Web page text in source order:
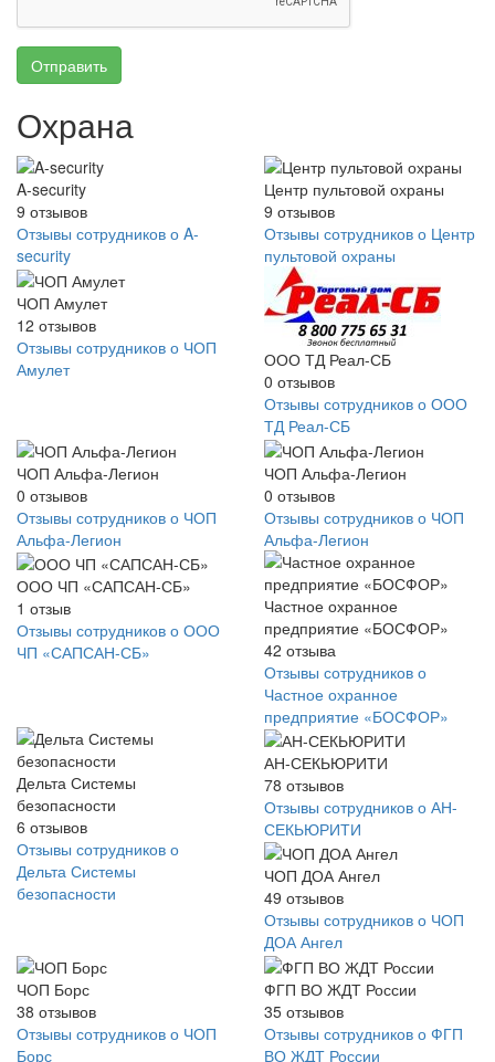
Отправить
Охрана
A-security
9 отзывов
Отзывы сотрудников о A-
security
Центр пультовой охраны
9 отзывов
Отзывы сотрудников о Центр
пультовой охраны
ЧОП Амулет
12 отзывов
Отзывы сотрудников о ЧОП
Амулет
ООО ТД Реал-СБ
0 отзывов
Отзывы сотрудников о ООО
ТД Реал-СБ
ЧОП Альфа-Легион
0 отзывов
Отзывы сотрудников о ЧОП
Альфа-Легион
ЧОП Альфа-Легион
0 отзывов
Отзывы сотрудников о ЧОП
Альфа-Легион
ООО ЧП «САПСАН-СБ»
1 отзыв
Отзывы сотрудников о ООО
ЧП «САПСАН-СБ»
Частное охранное
предприятие «БОСФОР»
42 отзыва
Отзывы сотрудников о
Частное охранное
предприятие «БОСФОР»
Дельта Системы
безопасности
6 отзывов
Отзывы сотрудников о
Дельта Системы
безопасности
АН-СЕКЬЮРИТИ
78 отзывов
Отзывы сотрудников о АН-
СЕКЬЮРИТИ
ЧОП ДОА Ангел
49 отзывов
Отзывы сотрудников о ЧОП
ДОА Ангел
ЧОП Борс
38 отзывов
Отзывы сотрудников о ЧОП
Борс
ФГП ВО ЖДТ России
35 отзывов
Отзывы сотрудников о ФГП
ВО ЖДТ России